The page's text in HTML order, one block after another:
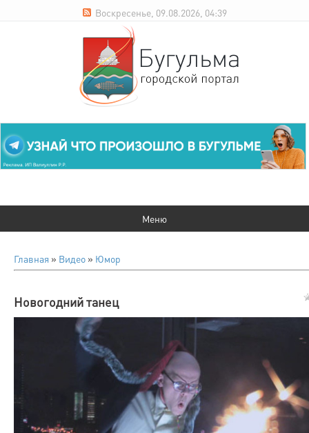
Воскресенье, 09.08.2026, 04:39
Главная » Видео » Юмор
Новогодний танец